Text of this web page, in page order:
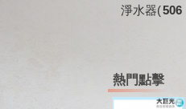
淨水器(506
熱門點擊